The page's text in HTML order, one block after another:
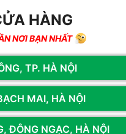
mãi từ Hoàng
HÀNG
NƠI BẠN NHẤT
TP. HÀ NỘI
MAI, HÀ NỘI
ĐÔNG NGẠC, HÀ NỘI